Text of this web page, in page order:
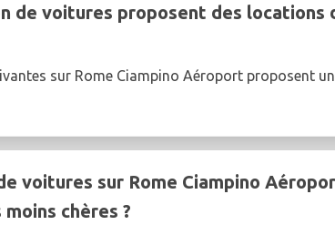
de voitures proposent des locations
sur Rome Ciampino Aéroport proposent
voitures sur Rome Ciampino
chères ?